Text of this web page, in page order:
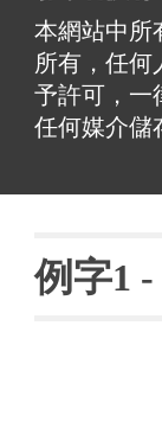
本網站中所
所有，任何
予許可，一
任何媒介儲
例字1